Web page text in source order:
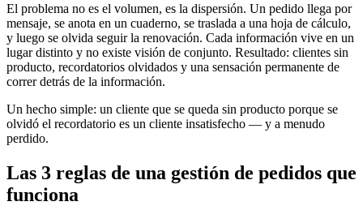
El problema no es el volumen, es la dispersión. Un pedido llega por
mensaje, se anota en un cuaderno, se traslada a una hoja de cálculo,
y luego se olvida seguir la renovación. Cada información vive en un
lugar distinto y no existe visión de conjunto. Resultado: clientes sin
producto, recordatorios olvidados y una sensación permanente de
correr detrás de la información.
Un hecho simple: un cliente que se queda sin producto porque se
olvidó el recordatorio es un cliente insatisfecho — y a menudo
perdido.
Las 3 reglas de una gestión de pedidos que
funciona